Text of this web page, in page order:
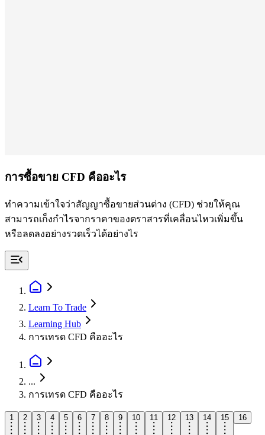
การซื้อขาย CFD คืออะไร
ทำความเข้าใจว่าสัญญาซื้อขายส่วนต่าง (CFD) ช่วยให้คุณ
สามารถเก็งกำไรจากราคาของตราสารที่เคลื่อนไหวเพิ่มขึ้น
หรือลดลงอย่างรวดเร็วได้อย่างไร
Learn To Trade
Learning Hub
การเทรด CFD คืออะไร
...
การเทรด CFD คืออะไร
1 2 3 4 5 6 7 8 9 10 11 12 13 14 15 16